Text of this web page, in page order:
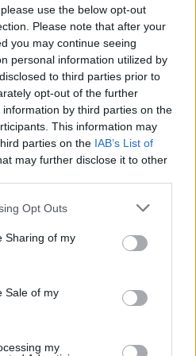
use the below opt-out
Please note that after your
you may continue seeing
personal information utilized by
to third parties prior to
opt-out of the further
by third parties on the
This information may
parties on the IAB’s List of
may further disclose it to other
Opt Outs
Sharing of my
Sale of my
my
a philadelphiai UFC 330-on
véli, egyértelműen van egy
– mondta Makhachev
„Sok kihívó van, de az
kívül is van még
venni az övet, de én
lévő Carlos Pratest,
Belal Muhammadot
még a nem hivatalos